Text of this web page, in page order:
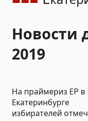
Новости
2019
На праймериз ЕР в
Екатеринбурге
избирателей